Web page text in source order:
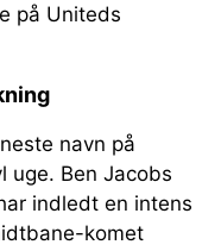
på Uniteds
navn på
uge. Ben Jacobs
indledt en intens
komet